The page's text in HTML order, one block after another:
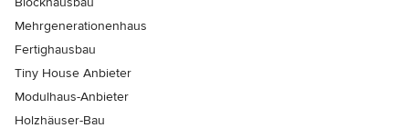
Mehrgenerationenhaus
Fertighausbau
Tiny House Anbieter
Modulhaus-Anbieter
Holzhäuser-Bau